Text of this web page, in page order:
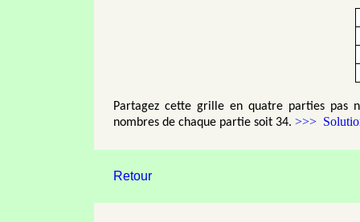
Partagez cette grille en quatre parties pas
nombres de chaque partie soit 34. >>>
Retour